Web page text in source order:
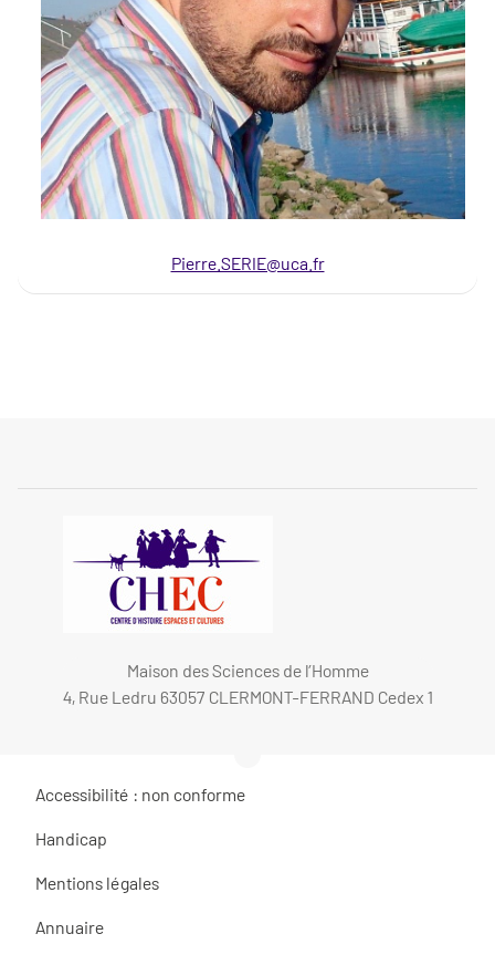
Pierre.SERIE@uca.fr
Maison des Sciences de l’Homme
4, Rue Ledru 63057 CLERMONT-FERRAND Cedex 1
Accessibilité : non conforme
Handicap
Mentions légales
Annuaire